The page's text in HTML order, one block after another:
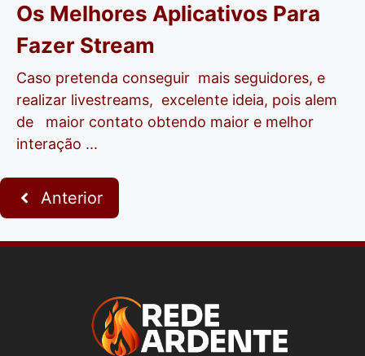
Os Melhores Aplicativos Para
Fazer Stream
Caso pretenda conseguir mais seguidores, e
realizar livestreams, excelente ideia, pois alem
de maior contato obtendo maior e melhor
interação ...
Anterior